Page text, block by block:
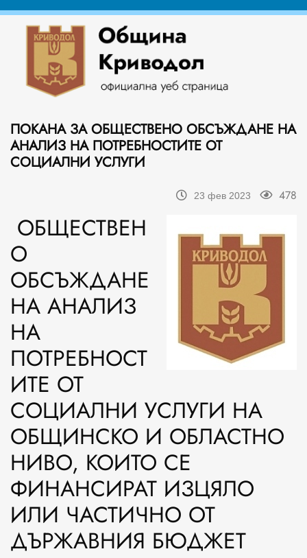
ПОКАНА ЗА OБЩЕСТВЕНО ОБСЪЖДАНЕ НА
АНАЛИЗ НА ПОТРЕБНОСТИТЕ ОТ
СОЦИАЛНИ УСЛУГИ
23 фев 2023 478
OБЩЕСТВЕН
О
ОБСЪЖДАНЕ
НА АНАЛИЗ
НА
ПОТРЕБНОСТ
ИТЕ ОТ
СОЦИАЛНИ УСЛУГИ НА
ОБЩИНСКО И ОБЛАСТНО
НИВО, КОИТО СЕ
ФИНАНСИРАТ ИЗЦЯЛО
ИЛИ ЧАСТИЧНО ОТ
ДЪРЖАВНИЯ БЮДЖЕТ